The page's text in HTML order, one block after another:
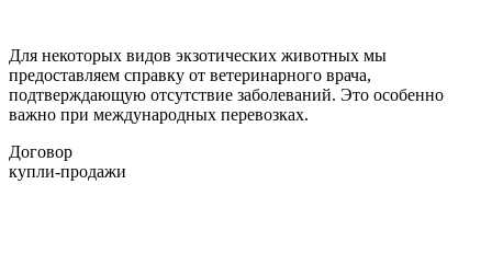
Для некоторых видов экзотических животных мы
предоставляем справку от ветеринарного врача,
подтверждающую отсутствие заболеваний. Это особенно
важно при международных перевозках.
Договор
купли-продажи